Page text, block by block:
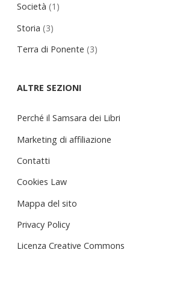
Società (1)
Storia (3)
Terra di Ponente (3)
ALTRE SEZIONI
Perché il Samsara dei Libri
Marketing di affiliazione
Contatti
Cookies Law
Mappa del sito
Privacy Policy
Licenza Creative Commons